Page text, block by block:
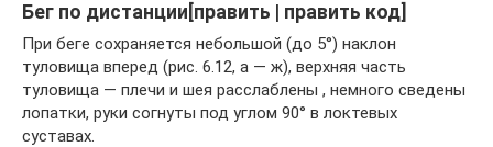
Бег по дистанции[править | править код]
При беге сохраняется небольшой (до 5°) наклон
туловища вперед (рис. 6.12, а — ж), верхняя часть
туловища — плечи и шея расслаблены , немного сведены
лопатки, руки согнуты под углом 90° в локтевых
суставах.